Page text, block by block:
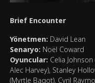
Brief Encounter
Yönetmen: David Lean
Senaryo: Noël Coward
Oyuncular: Celia
Alec Harvey), Stanley
(Myrtle Bagot), Cyril